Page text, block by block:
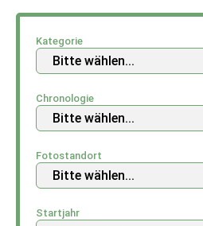
Kategorie
Chronologie
Fotostandort
Startjahr